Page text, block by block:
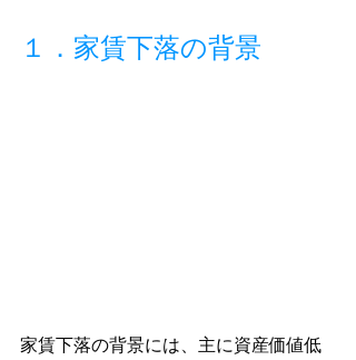
１．家賃下落の背景
家賃下落の背景には、主に資産価値低